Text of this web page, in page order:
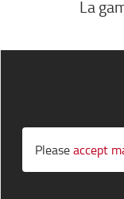
La
Pleaseaccept